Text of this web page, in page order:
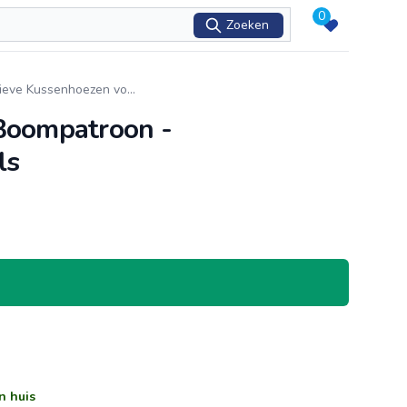
Zoeken
0
Kussenhoezen vo...
-
huis